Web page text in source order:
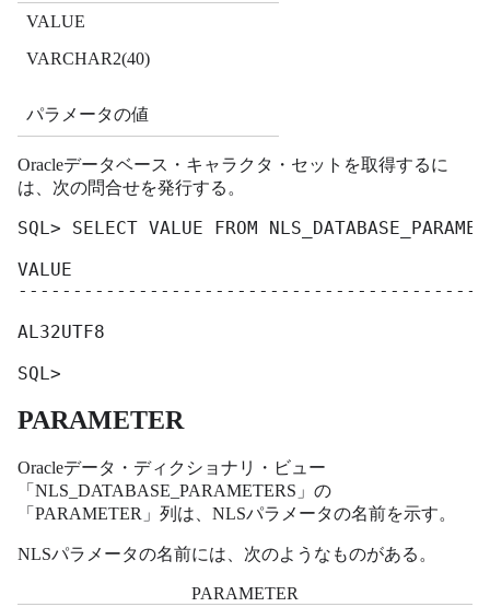
VALUE
VARCHAR2(40)
パラメータの値
Oracleデータベース・キャラクタ・セットを取得するに
は、次の問合せを発行する。
SQL> SELECT VALUE FROM
VALUE
AL32UTF8
SQL>
PARAMETER
Oracleデータ・ディクショナリ・ビュー
「NLS_DATABASE_PARAMETERS」の
「PARAMETER」列は、NLSパラメータの名前を示す。
NLSパラメータの名前には、次のようなものがある。
PARAMETER